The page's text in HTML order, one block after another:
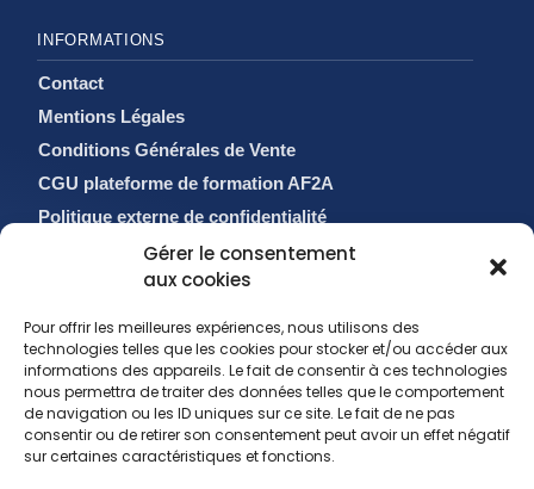
Gérer le consentement
aux cookies
Pour offrir les meilleures expériences, nous utilisons des
technologies telles que les cookies pour stocker et/ou accéder aux
informations des appareils. Le fait de consentir à ces technologies
nous permettra de traiter des données telles que le comportement
de navigation ou les ID uniques sur ce site. Le fait de ne pas
consentir ou de retirer son consentement peut avoir un effet négatif
sur certaines caractéristiques et fonctions.
INFORMATIONS
Contact
Mentions Légales
Conditions Générales de Vente
CGU plateforme de formation AF2A
Politique externe de confidentialité
Politique de cookies (EU)